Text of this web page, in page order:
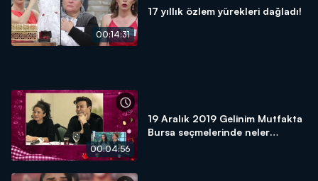
00:14:31
17 yıllık özlem yürekleri dağladı!
00:04:56
19 Aralık 2019 Gelinim Mutfakta
Bursa seçmelerinde neler